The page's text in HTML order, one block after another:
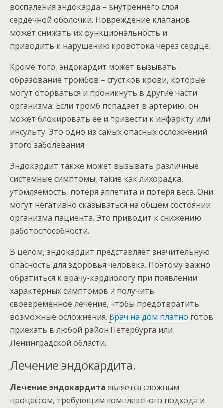
воспаления эндокарда – внутреннего слоя
сердечной оболочки. Повреждение клапанов
может снижать их функциональность и
приводить к нарушению кровотока через сердце.
Кроме того, эндокардит может вызывать
образование тромбов – сгустков крови, которые
могут оторваться и проникнуть в другие части
организма. Если тромб попадает в артерию, он
может блокировать ее и привести к инфаркту или
инсульту. Это одно из самых опасных осложнений
этого заболевания.
Эндокардит также может вызывать различные
системные симптомы, такие как лихорадка,
утомляемость, потеря аппетита и потеря веса. Они
могут негативно сказываться на общем состоянии
организма пациента. Это приводит к снижению
работоспособности.
В целом, эндокардит представляет значительную
опасность для здоровья человека. Поэтому важно
обратиться к врачу-кардиологу при появлении
характерных симптомов и получить
своевременное лечение, чтобы предотвратить
возможные осложнения. Врач на дом платно готов
приехать в любой район Петербурга или
Ленинградской области.
Лечение эндокардита.
Лечение эндокардита является сложным
процессом, требующим комплексного подхода и